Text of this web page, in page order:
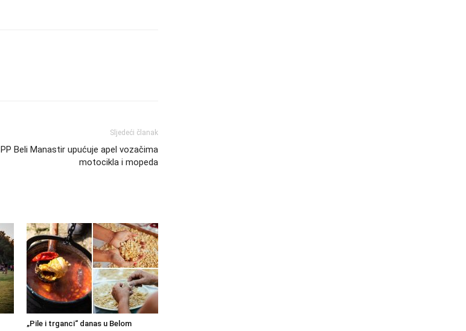
Sljedeći članak
PP Beli Manastir upućuje apel vozačima
motocikla i mopeda
„Pile i trganci“ danas u Belom